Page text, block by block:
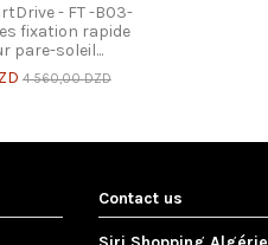
- FT -B03-
fixation rapide
pare-soleil...
4 560,00 DZD
Contact us